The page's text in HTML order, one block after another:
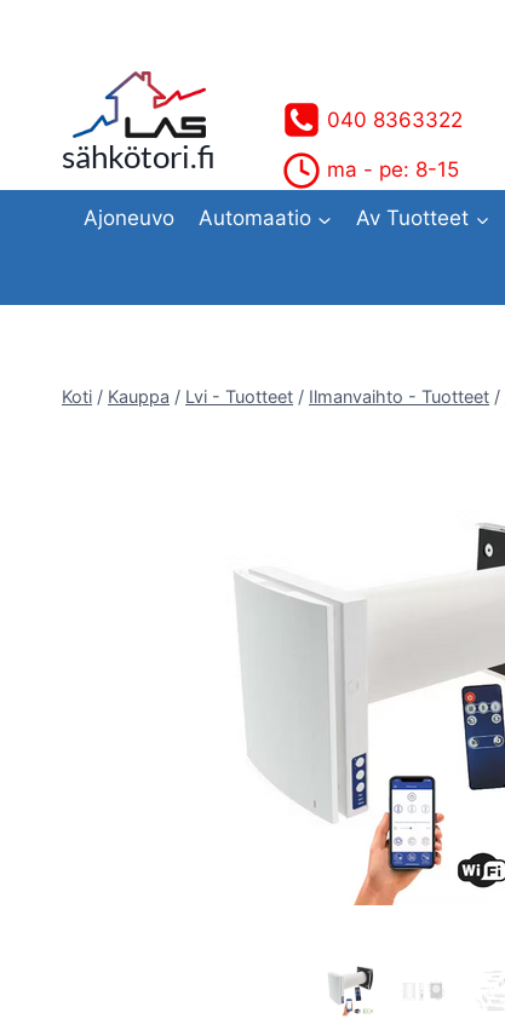
sähkötori.fi
040 8363322
ma - pe: 8-15
Ajoneuvo Automaatio Av Tuotteet
Koti / Kauppa / Lvi - Tuotteet / Ilmanvaihto - Tuotteet /